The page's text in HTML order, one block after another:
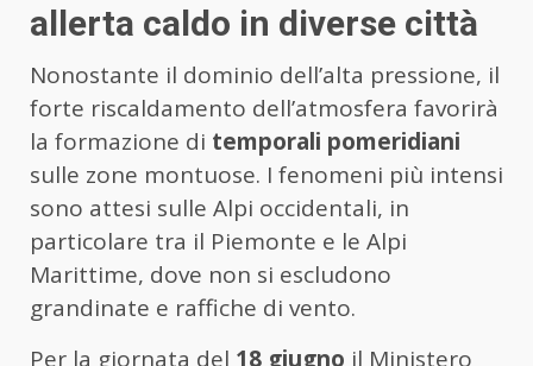
allerta caldo in diverse città
Nonostante il dominio dell’alta pressione, il
forte riscaldamento dell’atmosfera favorirà
la formazione di temporali pomeridiani
sulle zone montuose. I fenomeni più intensi
sono attesi sulle Alpi occidentali, in
particolare tra il Piemonte e le Alpi
Marittime, dove non si escludono
grandinate e raffiche di vento.
Per la giornata del 18 giugno il Ministero